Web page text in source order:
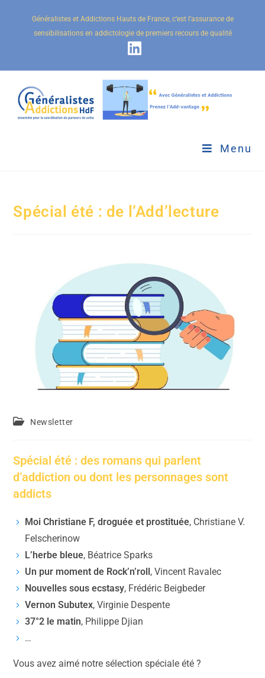
Généralistes et Addictions Hauts de France, c’est l’assurance de
sensibilisations en addictologie de premiers recours de qualité
Menu
Spécial été : de l’Add’lecture
Newsletter
Spécial été : des romans qui parlent
d’addiction ou dont les personnages sont
addicts
Moi Christiane F, droguée et prostituée, Christiane V.
Felscherinow
L’herbe bleue, Béatrice Sparks
Un pur moment de Rock’n’roll , Vincent Ravalec
Nouvelles sous ecstasy, Frédéric Beigbeder
Vernon Subutex, Virginie Despente
37°2 le matin, Philippe Djian
…
Vous avez aimé notre sélection spéciale été ?